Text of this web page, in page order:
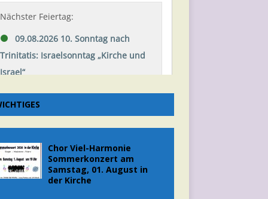
Chor Viel-Harmonie
Sommerkonzert am
Samstag, 01. August in
der Kirche